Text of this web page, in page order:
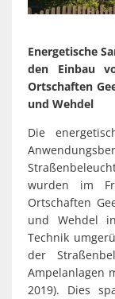
Energetische
den Einbau
Ortschaften
und Wehdel
Die
wurden im
Ortschaften
und Wehdel
Technik
der
Ampelanlagen
2019). Dies